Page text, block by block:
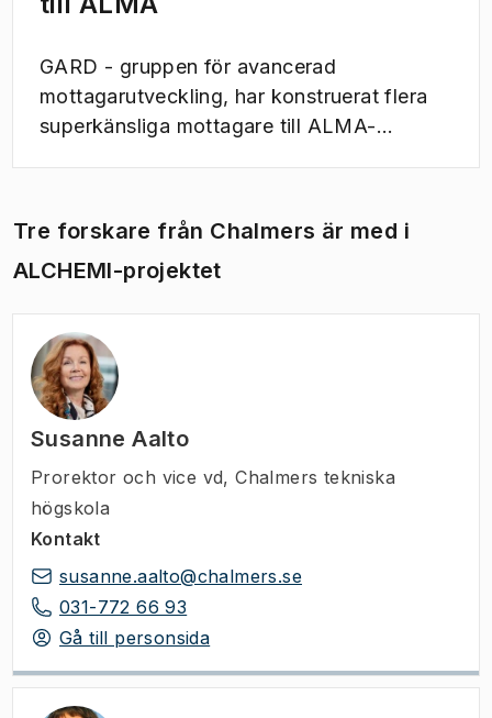
GARD - gruppen för avancerad
mottagarutveckling, har konstruerat flera
superkänsliga mottagare till ALMA-
Tre forskare från Chalmers är med i
ALCHEMI-projektet
Susanne Aalto
Prorektor och vice vd, Chalmers tekniska
högskola
Kontakt
susanne.aalto@chalmers.se
031-772 66 93
Gå till personsida